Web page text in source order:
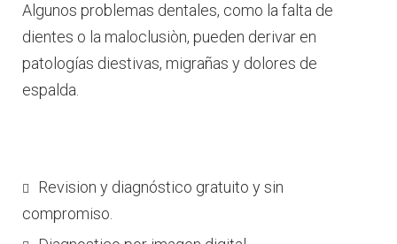
Algunos problemas dentales, como la falta de
dientes o la maloclusiòn, pueden derivar en
patologías diestivas, migrañas y dolores de
espalda.
Revision y diagnóstico gratuito y sin
compromiso.